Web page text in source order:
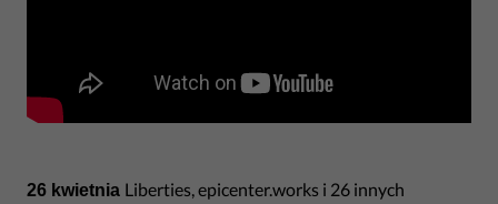
26 kwietnia Liberties, epicenter.works i 26 innych